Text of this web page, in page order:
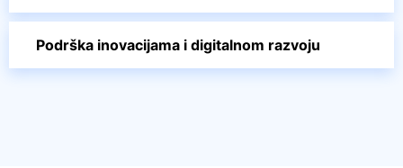
Podrška inovacijama i digitalnom razvoju